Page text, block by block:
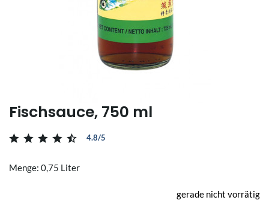
Fischsauce, 750 ml
4.8/5
Menge: 0,75 Liter
gerade nicht vorrätig